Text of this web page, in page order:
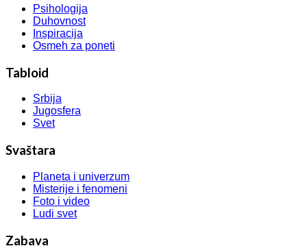
Psihologija
Duhovnost
Inspiracija
Osmeh za poneti
Tabloid
Srbija
Jugosfera
Svet
Svaštara
Planeta i univerzum
Misterije i fenomeni
Foto i video
Ludi svet
Zabava